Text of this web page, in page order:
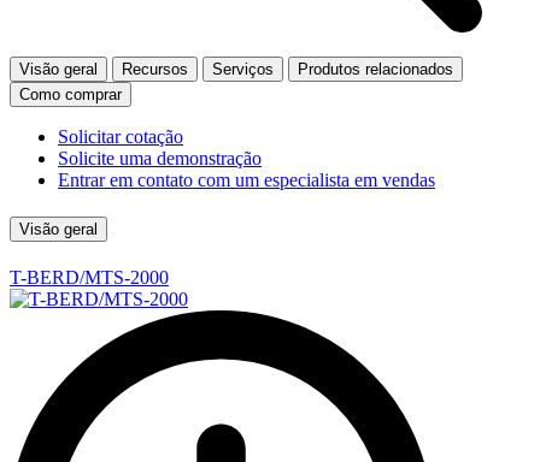
Visão geral Recursos Serviços
Produtos relacionados
Como comprar
Solicitar cotação
Solicite uma demonstração
Entrar em contato com um especialista em vendas
Visão geral
T-BERD/MTS-2000